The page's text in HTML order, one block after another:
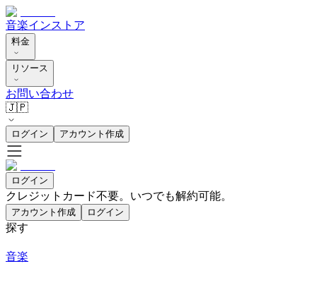
音楽インストア
料金
リソース
お問い合わせ
🇯🇵
ログイン アカウント作成
ログイン
クレジットカード不要。いつでも解約可能。
アカウント作成 ログイン
探す
音楽